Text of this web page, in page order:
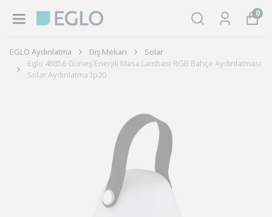
0
EGLO Aydınlatma Dış Mekan
Solar
Eglo 48856 Güneş Enerjili Masa Lambası RGB Bahçe Aydınlatması
Solar Aydınlatma Ip20